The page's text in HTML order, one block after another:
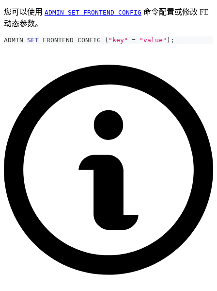
您可以使用 ADMIN SET FRONTEND CONFIG 命令配置或修改 FE
动态参数。
ADMIN SET FRONTEND CONFIG ( "key" = "value" ) ;